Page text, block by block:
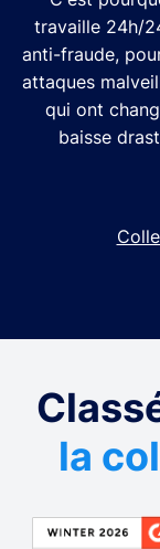
travaille 24h/
anti-fraude,
attaques
qui ont
baisse
la